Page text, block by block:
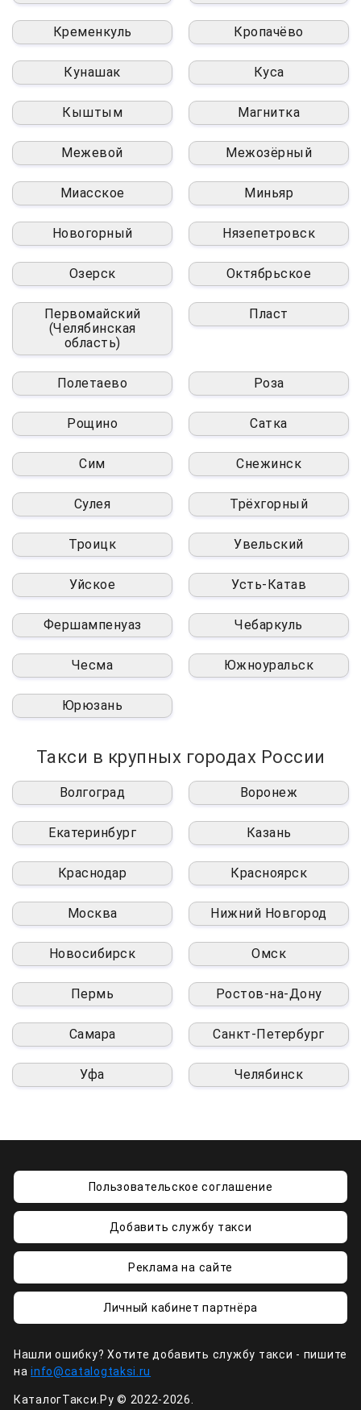
Кременкуль Кропачёво
Кунашак Куса
Кыштым Магнитка
Межевой Межозёрный
Миасское Миньяр
Новогорный Нязепетровск
Озерск Октябрьское
Первомайский
(Челябинская
область)
Пласт
Полетаево Роза
Рощино Сатка
Сим Снежинск
Сулея Трёхгорный
Троицк Увельский
Уйское Усть-Катав
Фершампенуаз Чебаркуль
Чесма Южноуральск
Юрюзань
Такси в крупных городах России
Волгоград Воронеж
Екатеринбург Казань
Краснодар Красноярск
Москва Нижний Новгород
Новосибирск Омск
Пермь Ростов-на-Дону
Самара Санкт-Петербург
Уфа Челябинск
Пользовательское соглашение
Добавить службу такси
Реклама на сайте
Личный кабинет партнёра
Нашли ошибку? Хотите добавить службу такси - пишите
наinfo@catalogtaksi.ru
КаталогТакси.Ру © 2022-2026.